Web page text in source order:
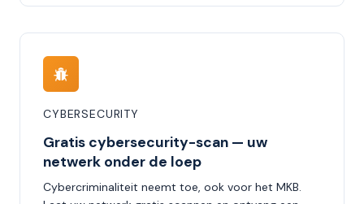
CYBERSECURITY
Gratis cybersecurity-scan — uw
netwerk onder de loep
Cybercriminaliteit neemt toe, ook voor het MKB.